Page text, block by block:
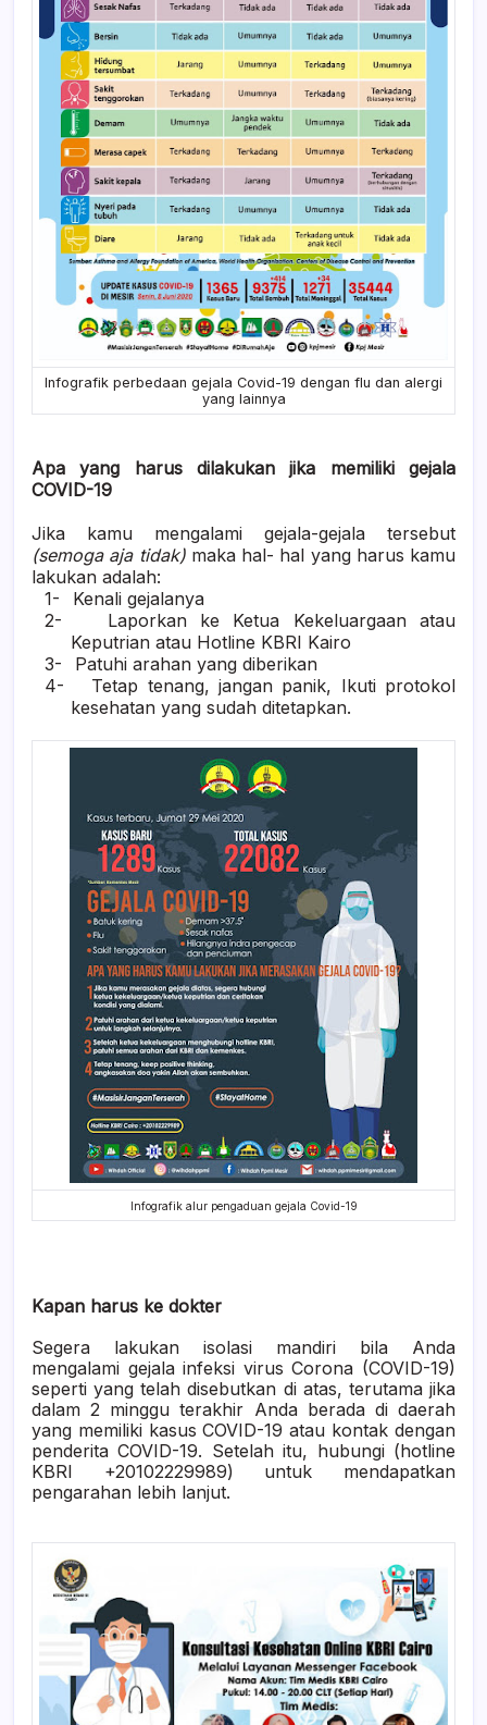
Infografik perbedaan gejala Covid-19 dengan flu dan alergi
yang lainnya
Apa yang harus dilakukan jika memiliki gejala
COVID-19
Jika kamu mengalami gejala-gejala tersebut
(semoga aja tidak)maka hal- hal yang harus kamu
lakukan adalah:
1-
Kenali gejalanya
2-
Laporkan ke Ketua Kekeluargaan atau
Keputrian atau Hotline KBRI Kairo
3-
Patuhi arahan yang diberikan
4-
Tetap tenang, jangan panik, Ikuti protokol
kesehatan yang sudah ditetapkan.
Infografik alur pengaduan gejala Covid-19
Kapan harus ke dokter
Segera lakukan isolasi mandiri bila Anda
mengalami gejala infeksi virus Corona (COVID-19)
seperti yang telah disebutkan di atas, terutama jika
dalam 2 minggu terakhir Anda berada di daerah
yang memiliki kasus COVID-19 atau kontak dengan
penderita COVID-19. Setelah itu, hubungi (hotline
KBRI +20102229989) untuk mendapatkan
pengarahan lebih lanjut.